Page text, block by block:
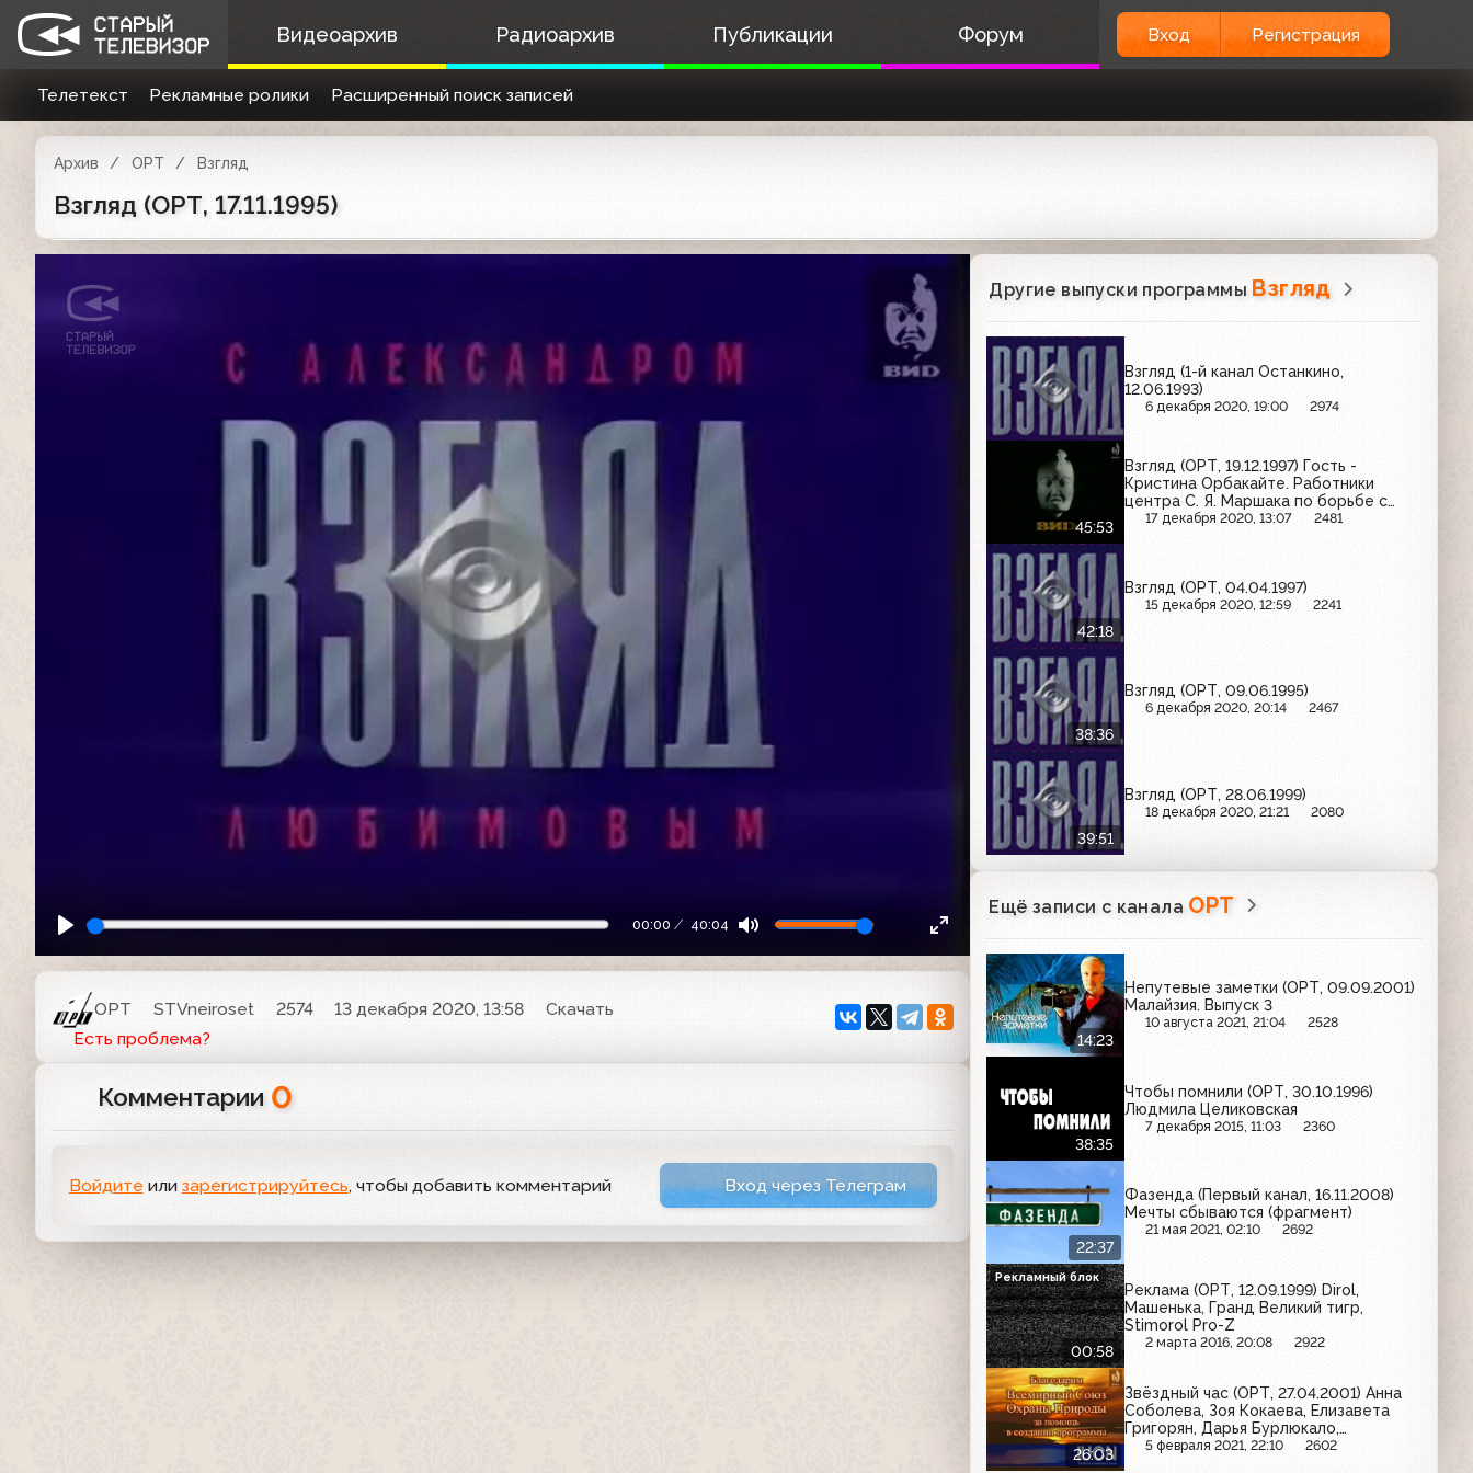
Видеоархив Радиоархив Публикации Форум Вход Регистрация
Телетекст Рекламные ролики Расширенный поиск записей
Архив ОРТ Взгляд
Взгляд (ОРТ, 17.11.1995)
00:00 40:04
ОРТ STVneiroset 2574 13 декабря 2020, 13:58
Скачать
Есть проблема?
Комментарии 0
Войдите или зарегистрируйтесь, чтобы добавить комментарий Вход через Телеграм
Другие выпуски программы Взгляд
Взгляд (1-й канал Останкино,
12.06.1993)
6 декабря 2020, 19:00 2974
45:53
Взгляд (ОРТ, 19.12.1997) Гость -
Кристина Орбакайте. Работники
центра С. Я. Маршака по борьбе с
зависимостью о влиянии наркотиков
17 декабря 2020, 13:07 2481
42:18
Взгляд (ОРТ, 04.04.1997)
15 декабря 2020, 12:59 2241
38:36
Взгляд (ОРТ, 09.06.1995)
6 декабря 2020, 20:14 2467
39:51
Взгляд (ОРТ, 28.06.1999)
18 декабря 2020, 21:21 2080
Ещё записи с канала ОРТ
14:23
Непутевые заметки (ОРТ, 09.09.2001)
Малайзия. Выпуск 3
10 августа 2021, 21:04 2528
38:35
Чтобы помнили (ОРТ, 30.10.1996)
Людмила Целиковская
7 декабря 2015, 11:03 2360
22:37
Фазенда (Первый канал, 16.11.2008)
Мечты сбываются (фрагмент)
21 мая 2021, 02:10 2692
00:58
Реклама (ОРТ, 12.09.1999) Dirol,
Машенька, Гранд Великий тигр,
Stimorol Pro-Z
2 марта 2016, 20:08 2922
Рекламный блок
26:03
Звёздный час (ОРТ, 27.04.2001) Анна
Соболева, Зоя Кокаева, Елизавета
Григорян, Дарья Бурлюкало,
Александр Янкин, Артур Улиханян
5 февраля 2021, 22:10 2602